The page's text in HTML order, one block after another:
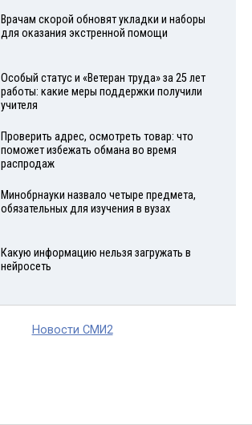
Врачам скорой обновят укладки и наборы
для оказания экстренной помощи
Особый статус и «Ветеран труда» за 25 лет
работы: какие меры поддержки получили
учителя
Проверить адрес, осмотреть товар: что
поможет избежать обмана во время
распродаж
Минобрнауки назвало четыре предмета,
обязательных для изучения в вузах
Какую информацию нельзя загружать в
нейросеть
Новости СМИ2